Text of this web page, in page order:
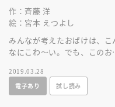
作：斉藤 洋
絵：宮本 えつよし
みんなが考えたおばけは、こ
なにこわ～い。でも、このお
部人気シリーズ最新刊は読者参
加型第２弾！
2019.03.28
電子あり
試し読み